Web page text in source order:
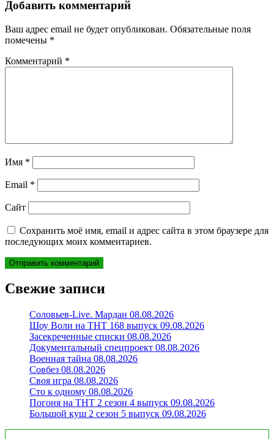
записям
Добавить комментарий
Ваш адрес email не будет опубликован. Обязательные поля
помечены *
Комментарий *
Имя *
Email *
Сайт
Сохранить моё имя, email и адрес сайта в этом браузере для
последующих моих комментариев.
Свежие записи
Соловьев-Live. Мардан 08.08.2026
Шоу Воли на ТНТ 168 выпуск 09.08.2026
Засекреченные списки 08.08.2026
Документальный спецпроект 08.08.2026
Военная тайна 08.08.2026
Совбез 08.08.2026
Своя игра 08.08.2026
Сто к одному 08.08.2026
Погоня на ТНТ 2 сезон 4 выпуск 09.08.2026
Большой куш 2 сезон 5 выпуск 09.08.2026